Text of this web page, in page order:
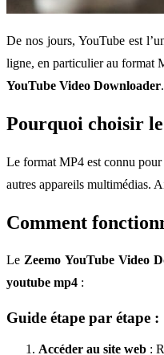
De nos jours, YouTube est
ligne, en particulier au format
YouTube Video Downloader.
Pourquoi choisir
Le format MP4 est connu pour
autres appareils multimédias.
Comment
LeZeemo YouTube Video
youtube mp4 :
Guide étape par étape :
Accéder au site web :